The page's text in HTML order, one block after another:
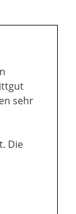
sehr
Die